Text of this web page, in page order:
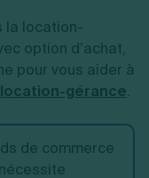
la location-
option d’achat,
pour vous aider à
gérance.
de commerce